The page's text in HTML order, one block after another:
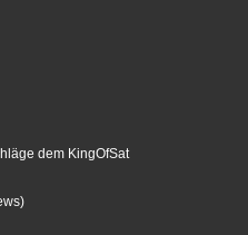
dem KingOfSat